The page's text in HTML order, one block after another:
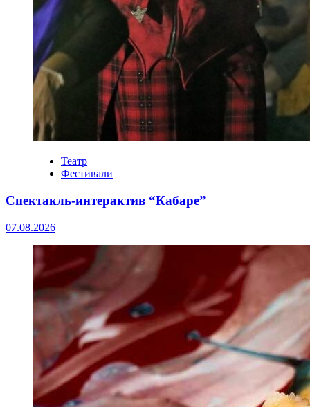
Театр
Фестивали
Спектакль-интерактив “Кабаре”
07.08.2026